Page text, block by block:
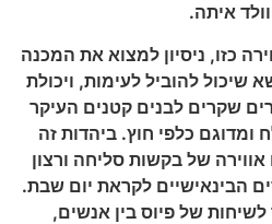
איתה.
כזו, ניסיון למצוא את המכנה
להוביל לעימות, ויכולת
שקרים לבנים קטנים העיקר
כלפי חוץ. ביהדות זה
של בקשות סליחה ורצון
הבינאישיים לקראת יום שבת.
של פיוס בין אנשים,